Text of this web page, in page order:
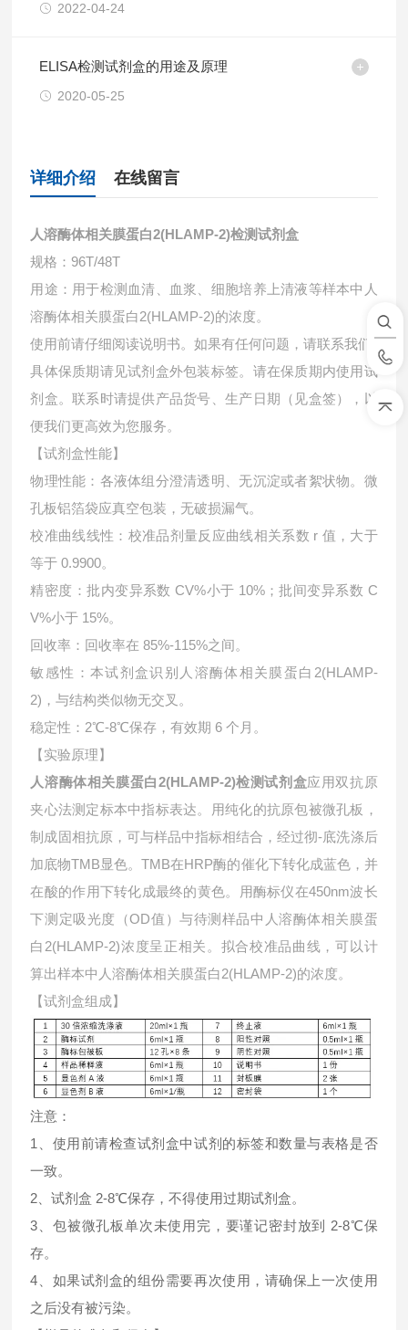
2022-04-24
ELISA检测试剂盒的用途及原理
2020-05-25
详细介绍 在线留言
人溶酶体相关膜蛋白2(HLAMP-2)检测试剂盒
规格：96T/48T
用途：用于检测血清、血浆、细胞培养上清液等样本中 人
溶酶体相关膜蛋白2(HLAMP-2)的浓度。
使用前请仔细阅读说明书。如果有任何问题，请联系我们
具体保质期请见试剂盒外包装标签。请在保质期内使用试
剂盒。联系时请提供产品货号、生产日期（见盒签），以
便我们更高效为您服务。
【试剂盒性能】
物理性能：各液体组分澄清透明、无沉淀或者絮状物。微
孔板铝箔袋应真空包装，无破损漏气。
校准曲线线性：校准品剂量反应曲线相关系数 r 值，大于
等于 0.9900。
精密度：批内变异系数 CV%小于 10%；批间变异系数 C
V%小于 15%。
回收率：回收率在 85%-115%之间。
敏感性：本试剂盒识别人溶酶体相关膜蛋白2(HLAMP-
2)，与结构类似物无交叉。
稳定性：2℃-8℃保存，有效期 6 个月。
【实验原理】
人溶酶体相关膜蛋白2(HLAMP-2)检测试剂盒应用双抗原
夹心法测定标本中指标表达。用纯化的抗原包被微孔板，
制成固相抗原，可与样品中指标相结合，经过彻-底洗涤后
加底物TMB显色。TMB在HRP酶的催化下转化成蓝色，并
在酸的作用下转化成最终的黄色。用酶标仪在450nm波长
下测定吸光度（OD值）与待测样品中 人溶酶体相关膜蛋
白2(HLAMP-2)浓度呈正相关。拟合校准品曲线，可以计
算出样本中 人溶酶体相关膜蛋白2(HLAMP-2)的浓度。
【试剂盒组成】
注意：
1、使用前请检查试剂盒中试剂的标签和数量与表格是否
一致。
2、试剂盒 2-8℃保存，不得使用过期试剂盒。
3、包被微孔板单次未使用完，要谨记密封放到 2-8℃保
存。
4、如果试剂盒的组份需要再次使用，请确保上一次使用
之后没有被污染。